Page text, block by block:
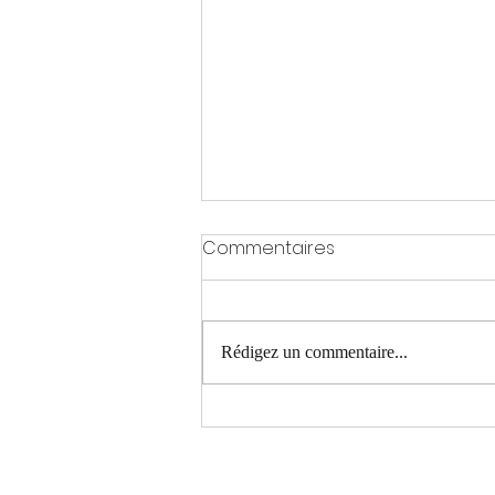
Trauma thoracique -
Commentaires
Rédigez un commentaire...